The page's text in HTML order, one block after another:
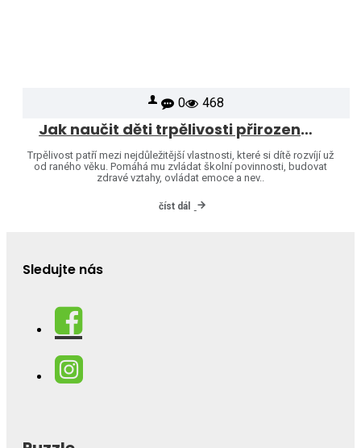
0 468
Jak naučit děti trpělivosti přirozenou cestou
Trpělivost patří mezi nejdůležitější vlastnosti, které si dítě rozvíjí už
od raného věku. Pomáhá mu zvládat školní povinnosti, budovat
zdravé vztahy, ovládat emoce a nev..
číst dál
Sledujte nás